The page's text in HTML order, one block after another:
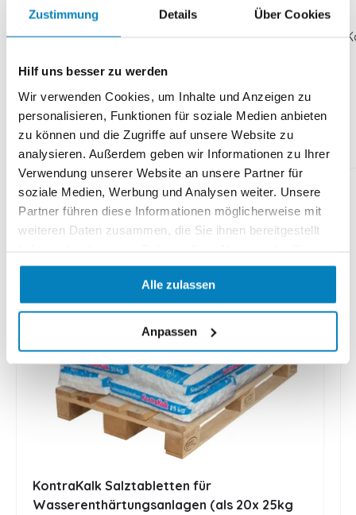
Zustimmung Details Über Cookies
Hilf uns besser zu werden
Wir verwenden Cookies, um Inhalte und Anzeigen zu
personalisieren, Funktionen für soziale Medien anbieten
zu können und die Zugriffe auf unsere Website zu
analysieren. Außerdem geben wir Informationen zu Ihrer
Verwendung unserer Website an unsere Partner für
soziale Medien, Werbung und Analysen weiter. Unsere
Partner führen diese Informationen möglicherweise mit
weiteren Daten zusammen, die Sie ihnen bereitgestellt
gesammelt haben.
Alle zulassen
Anpassen
Das könnte Ihnen auch gefallen
KontraKalk Salztabletten für
Wasserenthärtungsanlagen (als 20x 25kg